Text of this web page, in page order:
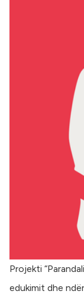
Projekti
edukimit dhe